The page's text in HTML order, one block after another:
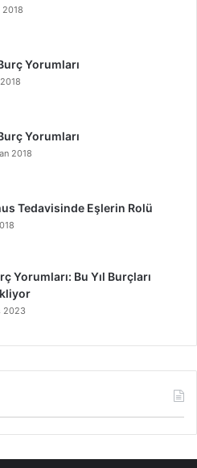
2018
Yorumları
Yorumları
2018
Tedavisinde Eşlerin Rolü
Yorumları: Bu Yıl Burçları
2023